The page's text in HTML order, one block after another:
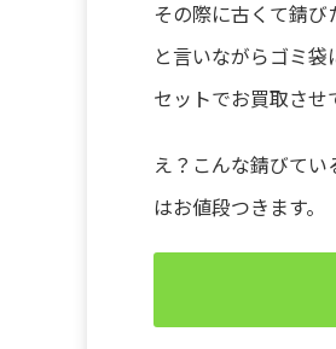
その際に古くて錆び
と言いながらゴミ
セットでお買取させ
え？こんな錆びて
はお値段つきます。